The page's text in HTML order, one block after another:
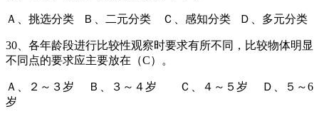
Ａ、挑选分类 Ｂ、二元分类 Ｃ、感知分类 Ｄ、多元分类
30、各年龄段进行比较性观察时要求有所不同，比较物体明显
不同点的要求应主要放在（C）。
Ａ、２～３岁 Ｂ、３～４岁 Ｃ、４～５岁 Ｄ、５～6
岁